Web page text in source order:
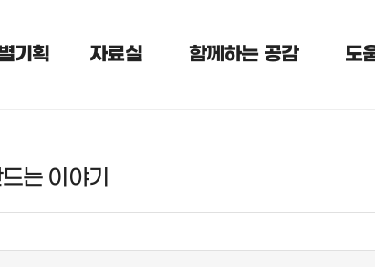
기획 자료실 함께하는 공감 도
는 이야기